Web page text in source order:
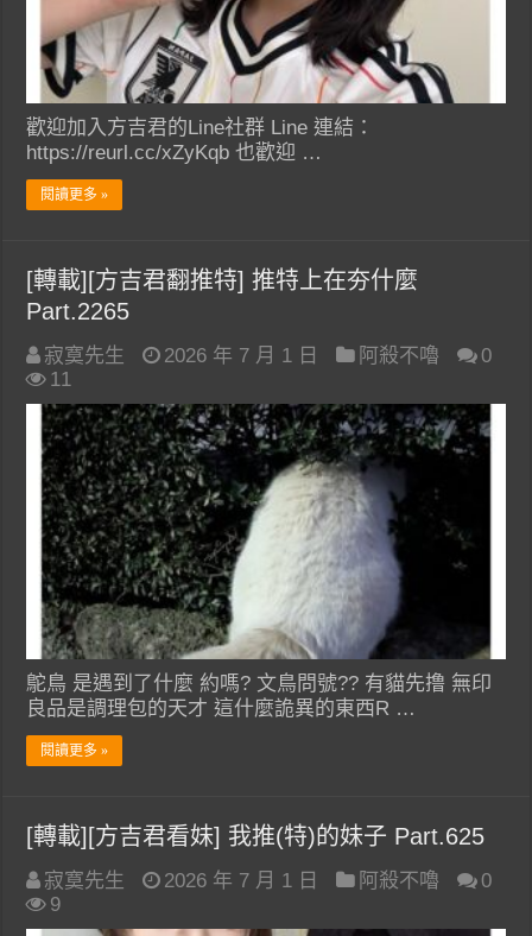
歡迎加入方吉君的Line社群 Line 連結：
https://reurl.cc/xZyKqb 也歡迎 …
閱讀更多 »
[轉載][方吉君翻推特] 推特上在夯什麼
Part.2265
寂寞先生 2026 年 7 月 1 日 阿殺不嚕
0
11
鴕鳥 是遇到了什麼 約嗎? 文鳥問號?? 有貓先撸 無印
良品是調理包的天才 這什麼詭異的東西R …
閱讀更多 »
[轉載][方吉君看妹] 我推(特)的妹子 Part.625
寂寞先生 2026 年 7 月 1 日 阿殺不嚕
0
9